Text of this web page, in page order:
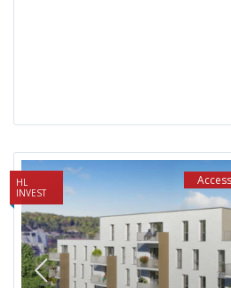
HL
INVEST